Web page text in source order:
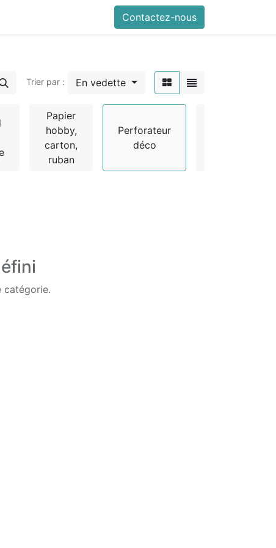
Contactez-nous
Trier par : En vedette
Papier
hobby,
carton,
ruban
Perforateur
déco
catégorie.